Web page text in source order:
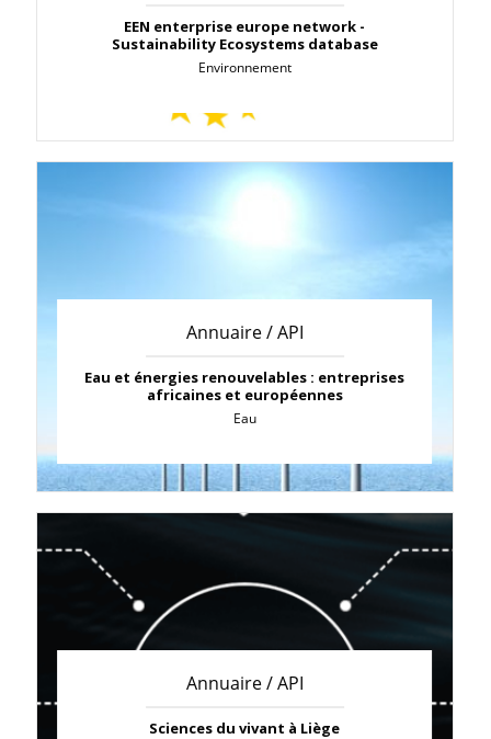
EEN enterprise europe network -
Sustainability Ecosystems database
Environnement
Annuaire / API
Eau et énergies renouvelables : entreprises
africaines et européennes
Eau
Annuaire / API
Sciences du vivant à Liège